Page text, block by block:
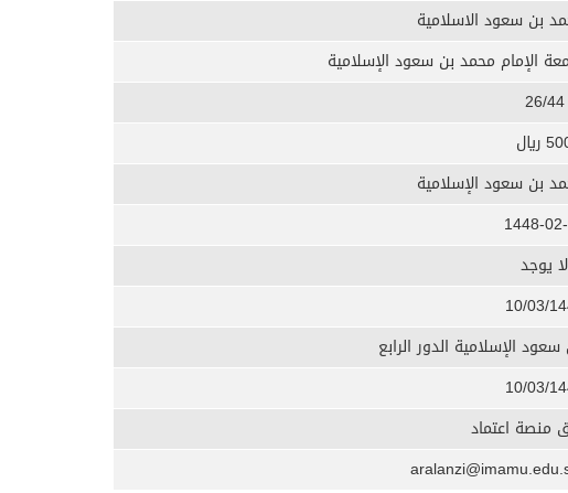
بن سعود الاسلامية
الإمام محمد بن سعود الإسلامية
26/44
ريال
بن سعود الإسلامية
1448-
لا يوجد
10/03/
الإسلامية الدور الرابع
10/03/
منصة اعتماد